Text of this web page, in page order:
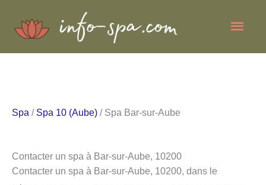
Spa / Spa 10 (Aube) / Spa Bar-sur-Aube
Contacter un spa à Bar-sur-Aube, 10200
Contacter un spa à Bar-sur-Aube, 10200, dans le